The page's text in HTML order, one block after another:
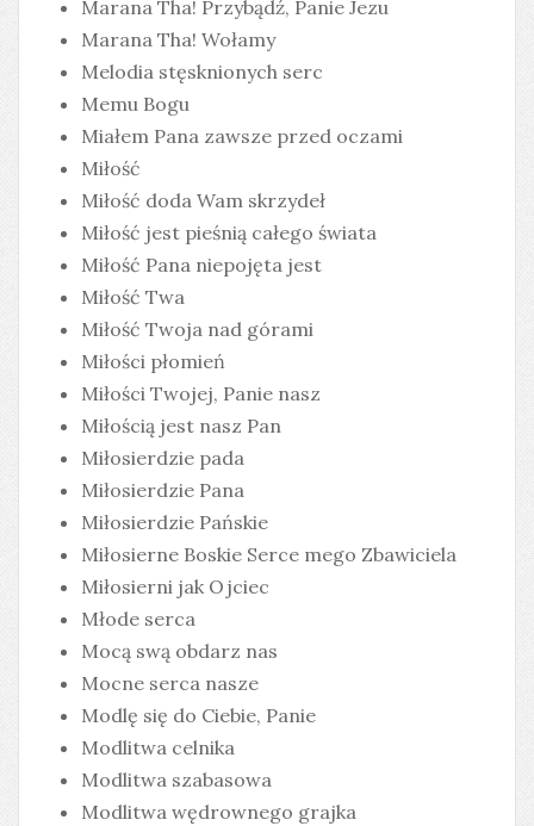
Marana Tha! Przybądź, Panie Jezu
Marana Tha! Wołamy
Melodia stęsknionych serc
Memu Bogu
Miałem Pana zawsze przed oczami
Miłość
Miłość doda Wam skrzydeł
Miłość jest pieśnią całego świata
Miłość Pana niepojęta jest
Miłość Twa
Miłość Twoja nad górami
Miłości płomień
Miłości Twojej, Panie nasz
Miłością jest nasz Pan
Miłosierdzie pada
Miłosierdzie Pana
Miłosierdzie Pańskie
Miłosierne Boskie Serce mego Zbawiciela
Miłosierni jak Ojciec
Młode serca
Mocą swą obdarz nas
Mocne serca nasze
Modlę się do Ciebie, Panie
Modlitwa celnika
Modlitwa szabasowa
Modlitwa wędrownego grajka